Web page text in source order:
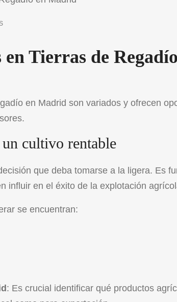
Tierras de
en Madrid son variados y ofrecen
cultivo rentable
que deba tomarse a la ligera. Es
influir en el éxito de la explotación
se encuentran:
: Es crucial identificar qué productos